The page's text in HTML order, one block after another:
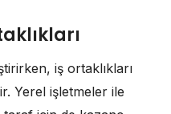
iş ortaklıkları
Yerel işletmeler ile